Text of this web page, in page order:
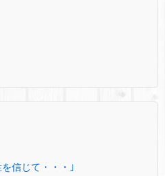
信じて・・・｣